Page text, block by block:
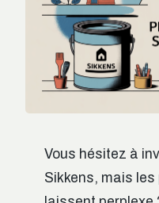
Vous hésitez à
Sikkens, mais